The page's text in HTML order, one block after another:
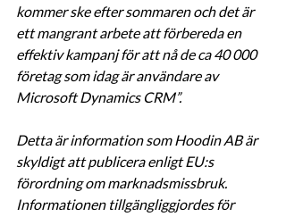
kommer ske efter sommaren och det är
ett mangrant arbete att förbereda en
effektiv kampanj för att nå de ca 40 000
företag som idag är användare av
Microsoft Dynamics CRM”.
Detta är information som Hoodin AB är
skyldigt att publicera enligt EU:s
förordning om marknadsmissbruk.
Informationen tillgängliggjordes för